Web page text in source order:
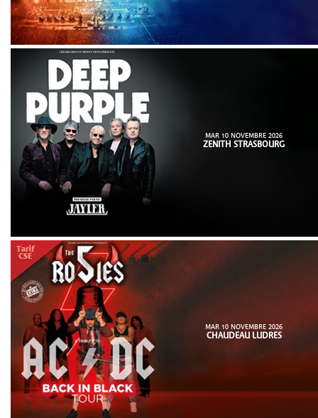
MAR 10 NOVEMBRE 2026
ZENITH STRASBOURG
MAR 10 NOVEMBRE 2026
CHAUDEAU LUDRES